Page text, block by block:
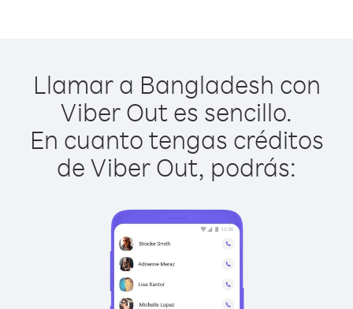
Llamar a Bangladesh con
Viber Out es sencillo.
En cuanto tengas créditos
de Viber Out, podrás: